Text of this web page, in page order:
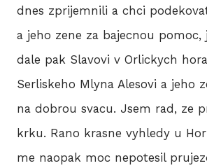
dnes zprijemnili a chci
a jeho zene za bajecnou pomoc,
dale pak Slavovi v Orlickych
Serliskeho Mlyna Alesovi a jeho
na dobrou svacu. Jsem rad, ze
krku. Rano krasne vyhledy u
me naopak moc nepotesil